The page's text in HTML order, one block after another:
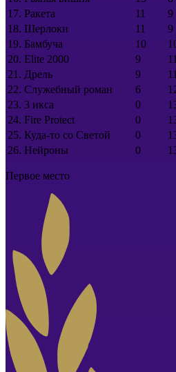
17. Ракета 11
9
18. Шерлоки 11
9
19. Бамбуча 10
20. Elite 2000 9
11
21. Дрель 9
11
22. Служебный роман 6
23. 3 икса 0
24. Fire Protect 0
25. Куда-то со Светой 0
26. Нейроны 0
Первое место